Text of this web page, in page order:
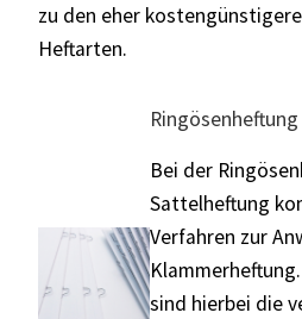
zu den eher
Heftarten.
Ringösenheftung
Bei der
Sattelheftung
Verfahren zur
sind hierbei die